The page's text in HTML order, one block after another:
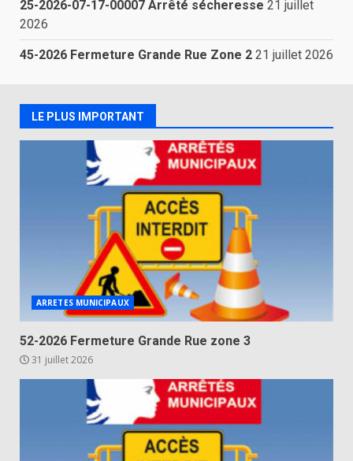
25-2026-07-17-00007 Arrêté sécheresse 21 juillet
2026
45-2026 Fermeture Grande Rue Zone 2 21 juillet 2026
LE PLUS IMPORTANT
ARRETES MUNICIPAUX
52-2026 Fermeture Grande Rue zone 3
31 juillet 2026